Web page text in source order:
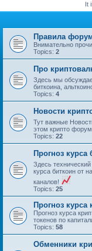
It
Правила
Внимательно
Topics: 2
Про
Здесь мы
биткоина,
Topics: 4
Новости
Тут важные
этом крипто
Topics: 22
Прогноз курса
Здесь
курса биткоин от
каналов!
Topics: 25
Прогноз курса
Прогноз курса
токенов по
Topics: 58
Обменники